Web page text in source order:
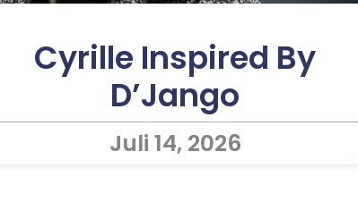
Cyrille Inspired By
D’Jango
Juli 14, 2026